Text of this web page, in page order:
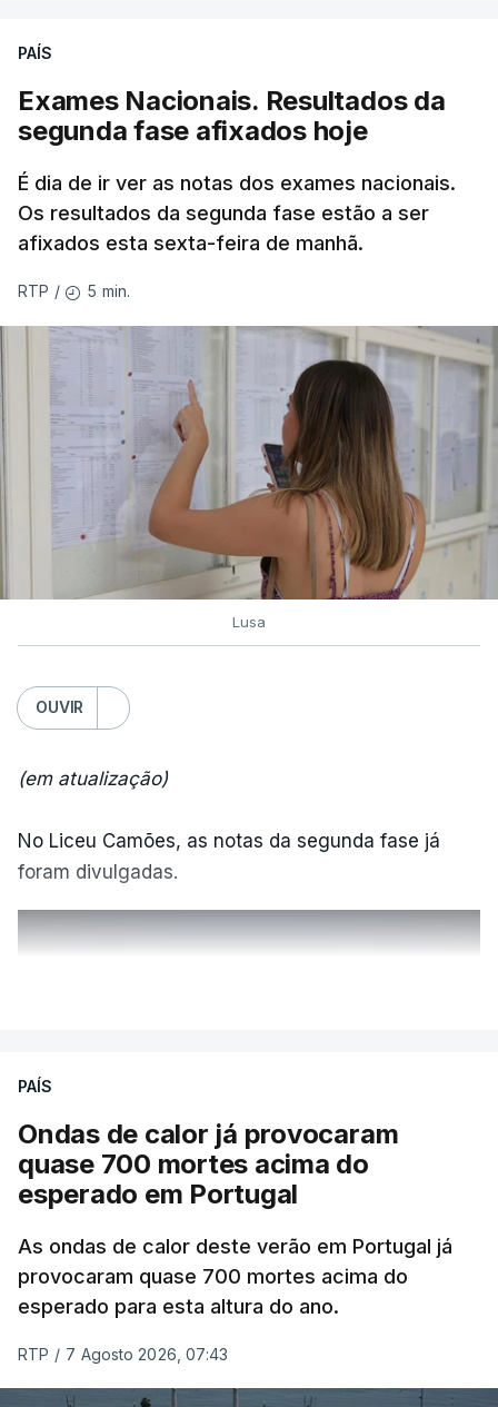
PAÍS
Exames Nacionais. Resultados da
segunda fase afixados hoje
É dia de ir ver as notas dos exames nacionais.
Os resultados da segunda fase estão a ser
afixados esta sexta-feira de manhã.
RTP / 5 min.
Lusa
OUVIR
(em atualização)
No Liceu Camões, as notas da segunda fase já
foram divulgadas.
Também em Coimbra, na escola secundária de
Avelar Brotero foram afixados à hora prevista os
resultados.
devem sair durante a tarde.
PAÍS
Ondas de calor já provocaram
quase 700 mortes acima do
esperado em Portugal
As ondas de calor deste verão em Portugal já
provocaram quase 700 mortes acima do
esperado para esta altura do ano.
RTP / 7 Agosto 2026, 07:43